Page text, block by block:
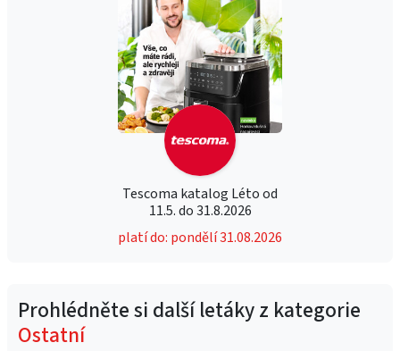
Tescoma katalog Léto od
11.5. do 31.8.2026
platí do: pondělí 31.08.2026
Prohlédněte si další letáky z kategorie
Ostatní